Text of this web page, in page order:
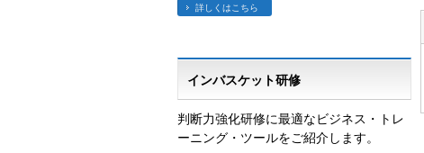
詳しくはこちら
インバスケット研修
判断力強化研修に最適なビジネス・トレ
ーニング・ツールをご紹介します。